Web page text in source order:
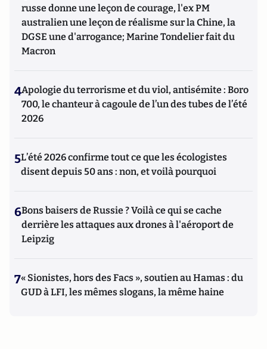
russe donne une leçon de courage, l'ex PM
australien une leçon de réalisme sur la Chine, la
DGSE une d'arrogance; Marine Tondelier fait du
Macron
4Apologie du terrorisme et du viol, antisémite : Boro
700, le chanteur à cagoule de l’un des tubes de l’été
2026
5L’été 2026 confirme tout ce que les écologistes
disent depuis 50 ans : non, et voilà pourquoi
6Bons baisers de Russie ? Voilà ce qui se cache
derrière les attaques aux drones à l'aéroport de
Leipzig
7« Sionistes, hors des Facs », soutien au Hamas : du
GUD à LFI, les mêmes slogans, la même haine